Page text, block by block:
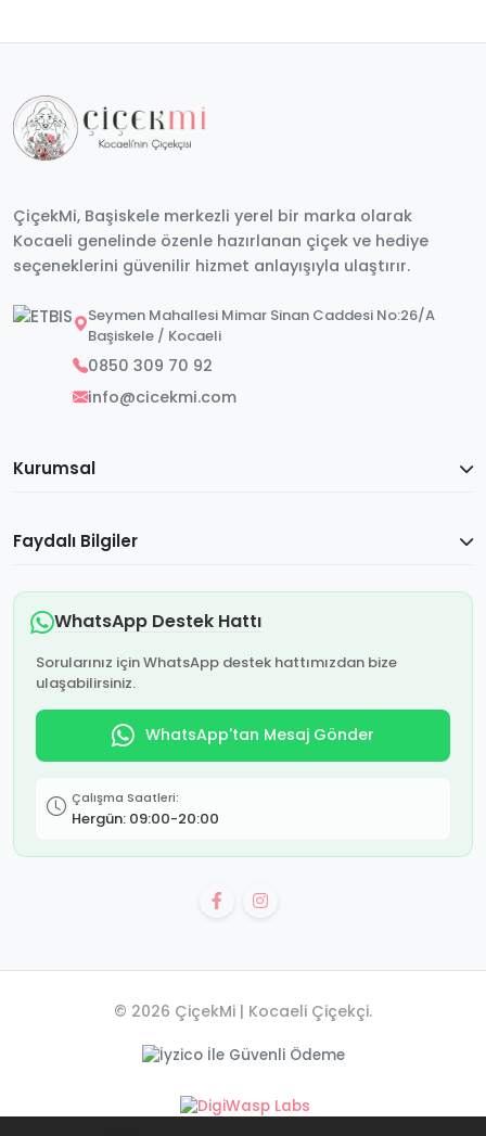
ÇiçekMi, Başiskele merkezli yerel bir marka olarak
Kocaeli genelinde özenle hazırlanan çiçek ve hediye
seçeneklerini güvenilir hizmet anlayışıyla ulaştırır.
Seymen Mahallesi Mimar Sinan Caddesi No:26/A
Başiskele / Kocaeli
0850 309 70 92
info@cicekmi.com
Kurumsal
Faydalı Bilgiler
WhatsApp Destek Hattı
Sorularınız için WhatsApp destek hattımızdan bize
ulaşabilirsiniz.
WhatsApp'tan Mesaj Gönder
Çalışma Saatleri:
Hergün: 09:00-20:00
© 2026 ÇiçekMi | Kocaeli Çiçekçi.